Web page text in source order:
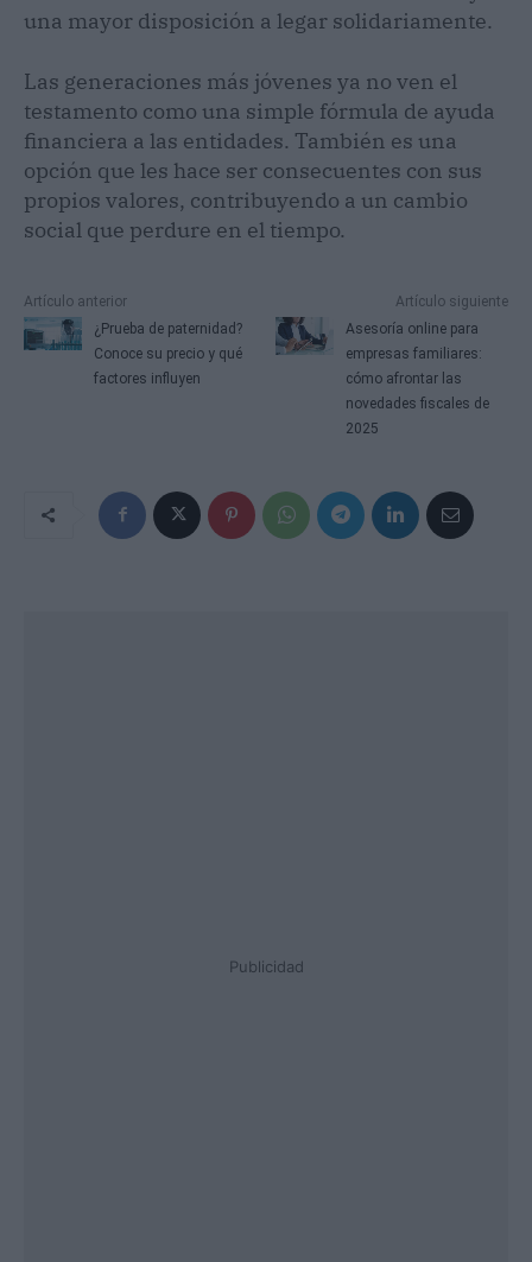
una mayor disposición a legar solidariamente.
Las generaciones más jóvenes ya no ven el
testamento como una simple fórmula de ayuda
financiera a las entidades. También es una
opción que les hace ser consecuentes con sus
propios valores, contribuyendo a un cambio
social que perdure en el tiempo.
Artículo anterior
¿Prueba de paternidad?
Conoce su precio y qué
factores influyen
Artículo siguiente
Asesoría online para
empresas familiares:
cómo afrontar las
novedades fiscales de
2025
Publicidad